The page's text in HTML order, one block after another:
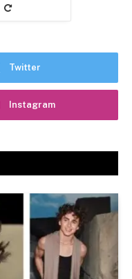
Twitter
Instagram